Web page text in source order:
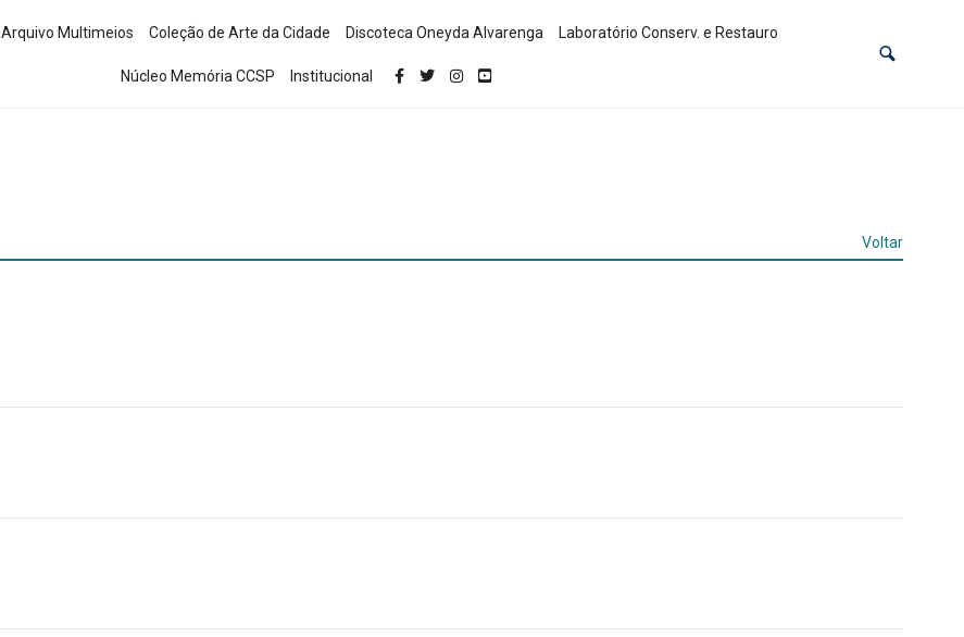
Arquivo Multimeios Coleção de Arte da Cidade Discoteca Oneyda Alvarenga Laboratório Conserv. e Restauro
Núcleo Memória CCSP Institucional
Voltar